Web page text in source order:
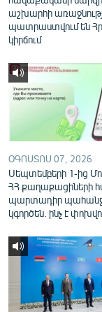
«Ազատության»
աշխարհի
պատրաստվում են
կիրճում
ՕԳՈՍՏՈՍ 07, 2026
Սեպտեմբերի 1-ից
ՀՀ քաղաքացիների
պարտադիր
կգործեն. ինչ է